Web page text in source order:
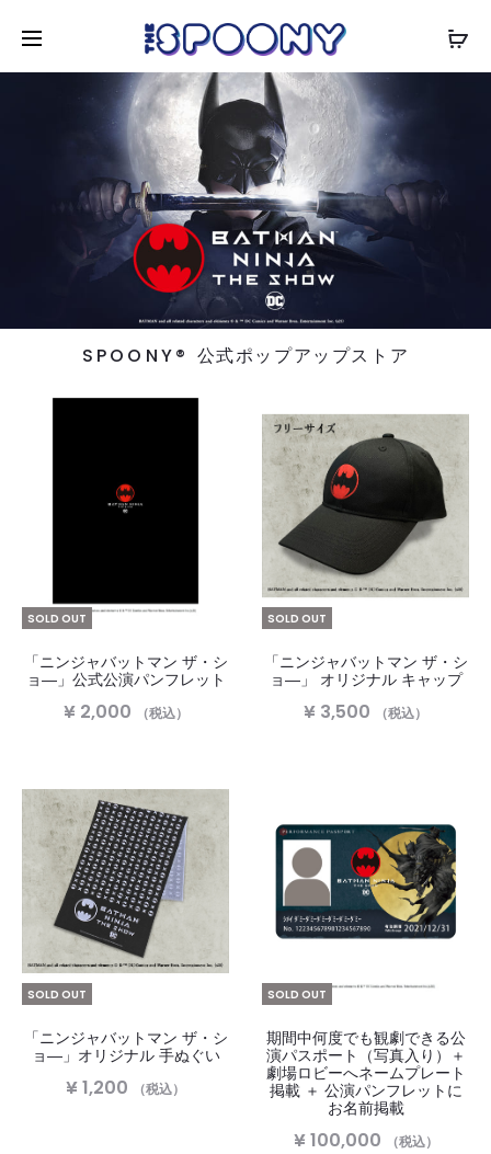
SPOONY®︎ 公式ポップアップストア
SOLD OUT
「ニンジャバットマン ザ・シ
ョ―」公式公演パンフレット
¥2,000 （税込）
SOLD OUT
「ニンジャバットマン ザ・シ
ョ―」 オリジナル キャップ
¥ 3,500 （税込）
SOLD OUT
「ニンジャバットマン ザ・シ
ョ―」オリジナル 手ぬぐい
¥1,200 （税込）
SOLD OUT
期間中何度でも観劇できる公
演パスポート（写真入り）＋
劇場ロビーへネームプレート
掲載 ＋ 公演パンフレットに
お名前掲載
¥100,000 （税込）